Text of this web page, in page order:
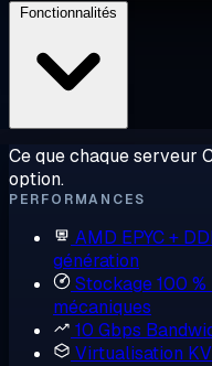
Ce que chaque serveur
option.
PERFORMANCES
AMD EPYC +
génération
Stockage 100
mécaniques
10 Gbps
Virtualisation